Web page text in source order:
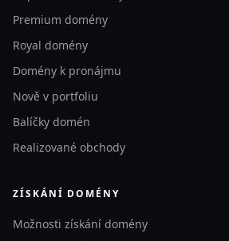
Premium domény
Royal domény
Domény k pronájmu
Nově v portfoliu
Balíčky domén
Realizované obchody
ZÍSKÁNÍ DOMÉNY
Možnosti získání domény